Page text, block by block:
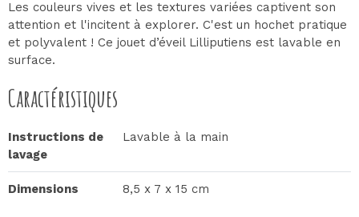
Les couleurs vives et les textures variées captivent son
attention et l'incitent à explorer. C'est un hochet pratique
et polyvalent ! Ce jouet d’éveil Lilliputiens est lavable en
surface.
Caractéristiques
Instructions de
lavage
Lavable à la main
Dimensions 8,5 x 7 x 15 cm